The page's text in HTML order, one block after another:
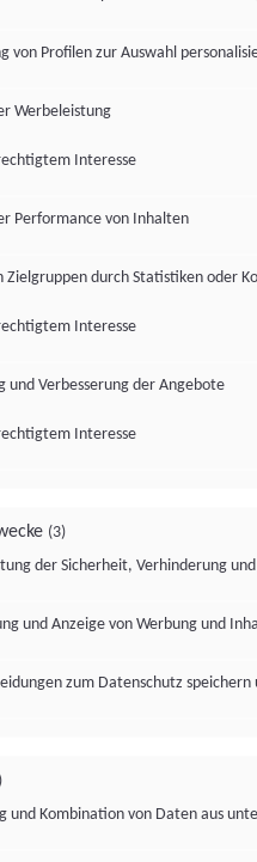
von Profilen zur Auswahl
Werbeleistung
Interesse
Performance von Inhalten
Zielgruppen durch Statistiken oder
Interesse
und Verbesserung der Angebote
Interesse
(3)
der Sicherheit, Verhinderung
und Anzeige von Werbung und
zum Datenschutz
und Kombination von Daten aus